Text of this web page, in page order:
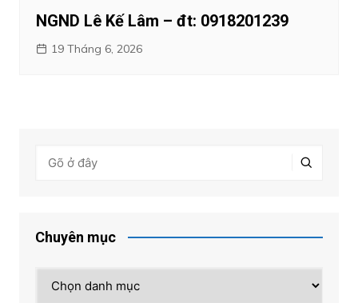
NGND Lê Kế Lâm – đt: 0918201239
19 Tháng 6, 2026
Chuyên mục
mục